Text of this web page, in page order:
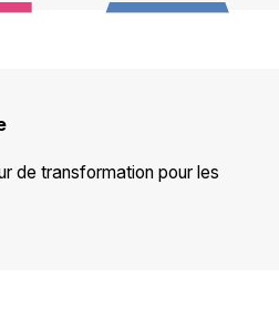
de transformation pour les